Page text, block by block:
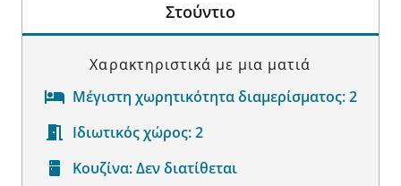
Στούντιο
Χαρακτηριστικά με μια ματιά
Μέγιστη χωρητικότητα διαμερίσματος:2
Ιδιωτικός χώρος:2
Κουζίνα:Δεν διατίθεται